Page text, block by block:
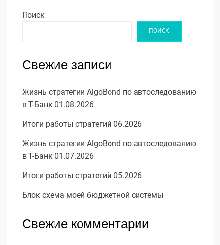
Поиск
ПОИСК
Свежие записи
Жизнь стратегии AlgoBond по автоследованию
в Т-Банк 01.08.2026
Итоги работы стратегий 06.2026
Жизнь стратегии AlgoBond по автоследованию
в Т-Банк 01.07.2026
Итоги работы стратегий 05.2026
Блок схема моей бюджетной системы
Свежие комментарии